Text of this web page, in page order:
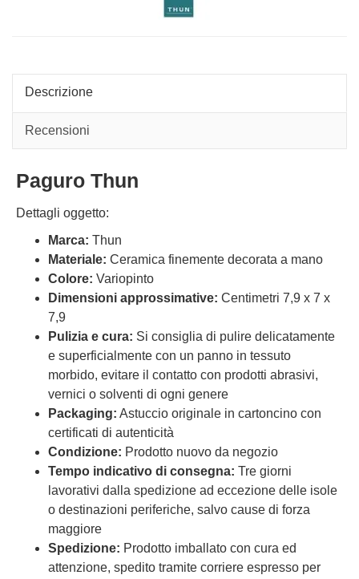
Descrizione
Recensioni
Paguro Thun
Dettagli oggetto:
Marca: Thun
Materiale: Ceramica finemente decorata a mano
Colore: Variopinto
Dimensioni approssimative: Centimetri 7,9 x 7 x
7,9
Pulizia e cura: Si consiglia di pulire delicatamente
e superficialmente con un panno in tessuto
morbido, evitare il contatto con prodotti abrasivi,
vernici o solventi di ogni genere
Packaging: Astuccio originale in cartoncino con
certificati di autenticità
Condizione: Prodotto nuovo da negozio
Tempo indicativo di consegna: Tre giorni
lavorativi dalla spedizione ad eccezione delle isole
o destinazioni periferiche, salvo cause di forza
maggiore
Spedizione: Prodotto imballato con cura ed
attenzione, spedito tramite corriere espresso per